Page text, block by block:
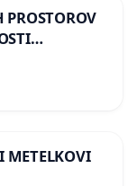
PROSTOROV
METELKOVI